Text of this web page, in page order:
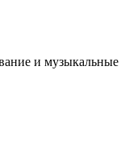
и музыкальные